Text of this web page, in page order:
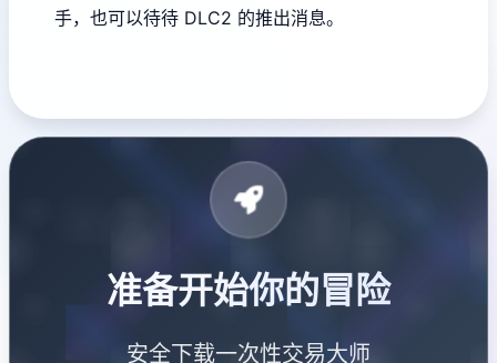
手，也可以待待 DLC2 的推出消息。
准备开始你的冒险
安全下载一次性交易大师